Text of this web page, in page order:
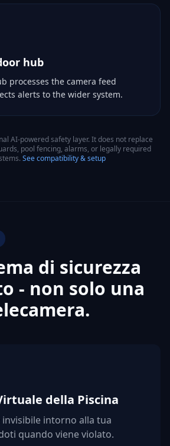
hub
processes the camera feed
alerts to the wider system.
AI-powered safety layer. It does not replace
pool fencing, alarms, or legally required
See compatibility & setup
di sicurezza
- non solo una
della Piscina
intorno alla tua
quando viene violato.